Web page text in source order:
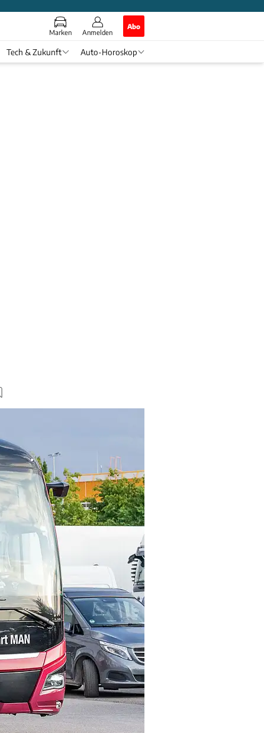
Marken Anmelden
Abo
Tech & Zukunft Auto-Horoskop